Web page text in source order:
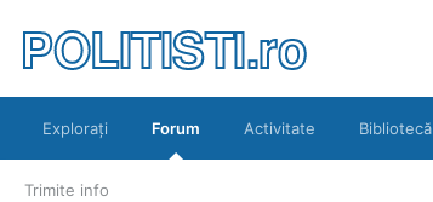
POLITISTI.ro
Exploraţi Forum
Trimite info
Activitate Bibliotecă